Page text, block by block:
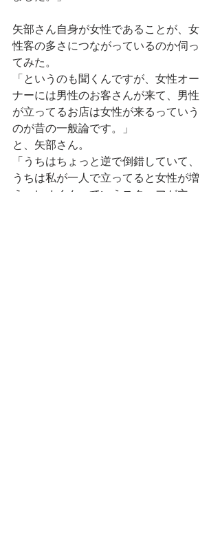
矢部さん自身が女性であることが、女
性客の多さにつながっているのか伺っ
てみた。
「というのも聞くんですが、女性オー
ナーには男性のお客さんが来て、男性
が立ってるお店は女性が来るっていう
のが昔の一般論です。」
と、矢部さん。
「うちはちょっと逆で倒錯していて、
うちは私が一人で立ってると女性が増
え、レオくんっていうスタッフが立っ